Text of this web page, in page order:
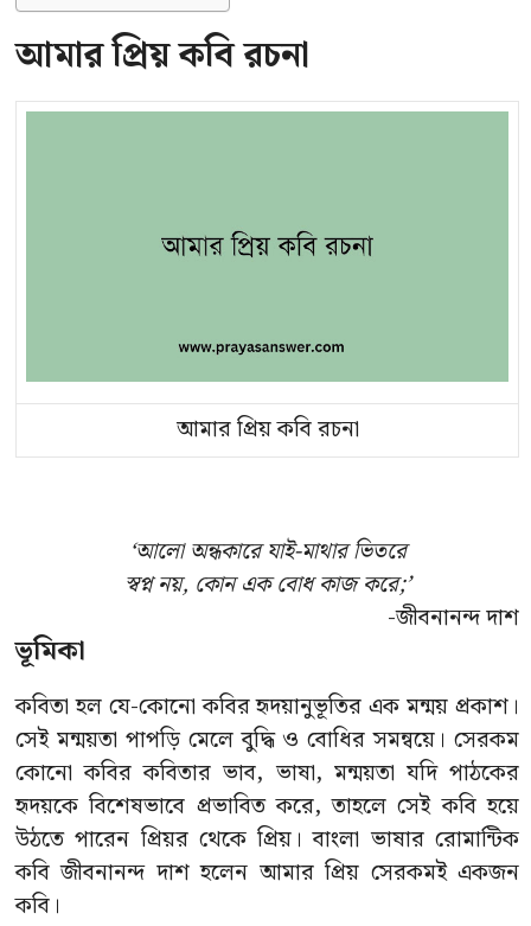
আমার প্রিয় কবি রচনা
আমার প্রিয় কবি রচনা
‘আলো অন্ধকারে যাই-মাথার ভিতরে
স্বপ্ন নয়, কোন এক বোধ কাজ করে;’
-জীবনানন্দ দাশ
ভূমিকা
কবিতা হল যে-কোনো কবির হৃদয়ানুভূতির এক মন্ময় প্রকাশ।
সেই মন্ময়তা পাপড়ি মেলে বুদ্ধি ও বোধির সমন্বয়ে। সেরকম
কোনো কবির কবিতার ভাব, ভাষা, মন্ময়তা যদি পাঠকের
হৃদয়কে বিশেষভাবে প্রভাবিত করে, তাহলে সেই কবি হয়ে
উঠতে পারেন প্রিয়র থেকে প্রিয়। বাংলা ভাষার রোমান্টিক
কবি জীবনানন্দ দাশ হলেন আমার প্রিয় সেরকমই একজন
কবি।